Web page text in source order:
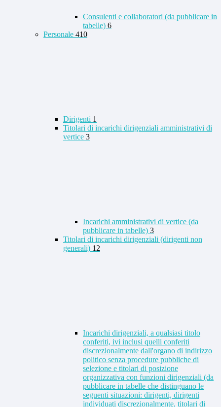
Consulenti e collaboratori (da pubblicare in
tabelle) 6
Personale 410
Dirigenti 1
Titolari di incarichi dirigenziali amministrativi di
vertice 3
Incarichi amministrativi di vertice (da
pubblicare in tabelle) 3
Titolari di incarichi dirigenziali (dirigenti non
generali) 12
Incarichi dirigenziali, a qualsiasi titolo
conferiti, ivi inclusi quelli conferiti
discrezionalmente dall'organo di indirizzo
politico senza procedure pubbliche di
selezione e titolari di posizione
organizzativa con funzioni dirigenziali (da
pubblicare in tabelle che distinguano le
seguenti situazioni: dirigenti, dirigenti
individuati discrezionalmente, titolari di